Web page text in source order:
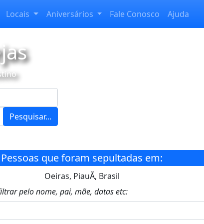
Locais Aniversários Fale Conosco Ajuda
Pesquisar...
Pessoas que foram sepultadas em:
Oeiras, PiauÃ­, Brasil
pelo nome, pai, mãe, datas etc: